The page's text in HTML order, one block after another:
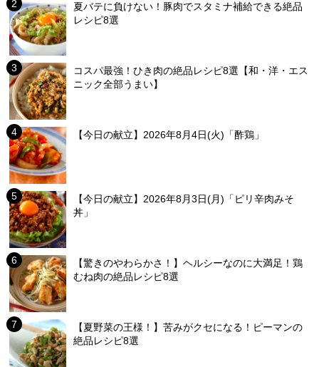
夏バテに負けない！豚肉でスタミナ補給できる絶品
レシピ8選
コスパ最強！ひき肉の絶品レシピ8選【和・洋・エス
ニック全部うまい】
【今日の献立】2026年8月4日(火)「酢鶏」
【今日の献立】2026年8月3日(月)「ピリ辛肉みそ
丼」
【驚きのやわらかさ！】ヘルシーなのに大満足！鶏
むね肉の絶品レシピ8選
【夏野菜の王様！】苦みがクセになる！ピーマンの
絶品レシピ8選